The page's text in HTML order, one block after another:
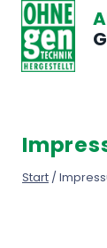
Zum
Inhalt
springen
Start /